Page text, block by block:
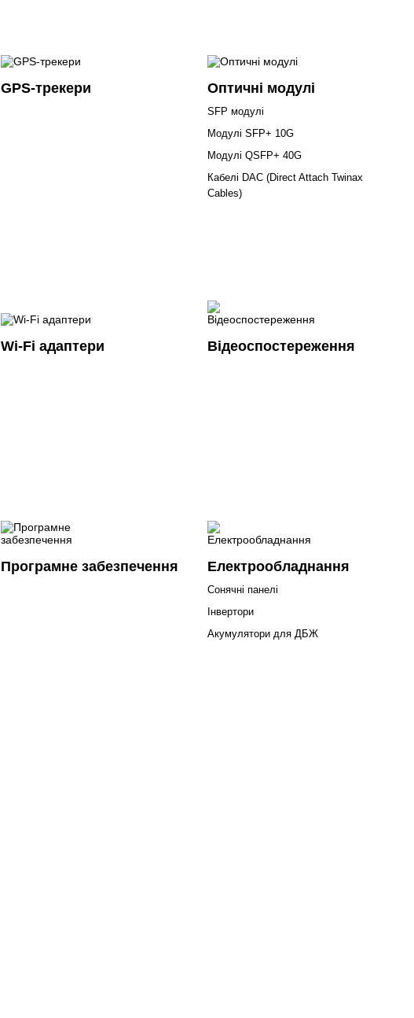
GPS-трекери Оптичні модулі
SFP модулі
Модулі SFP+ 10G
Модулі QSFP+ 40G
Кабелі DAC (Direct Attach Twinax
Cables)
Wi-Fi адаптери Відеоспостереження
Програмне забезпечення Електрообладнання
Сонячні панелі
Інвертори
Акумулятори для ДБЖ